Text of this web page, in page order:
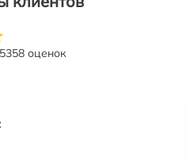
5358 оценок